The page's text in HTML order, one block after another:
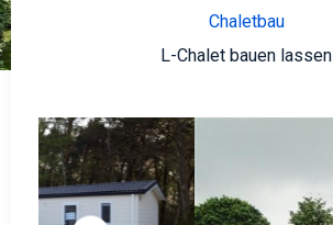
Chaletbau
L-Chalet bauen lassen